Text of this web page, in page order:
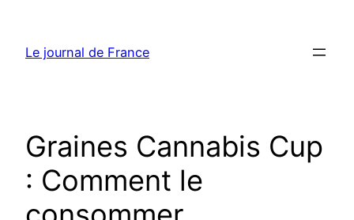
contenu
Le journal de France
Graines Cannabis Cup
: Comment le